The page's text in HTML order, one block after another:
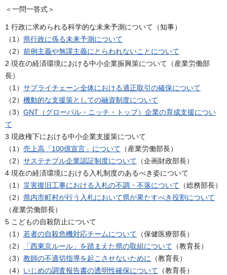
＜一問一答式＞
1 行政に求められる科学的な未来予測について（知事）
（1） 県行政に係る未来予測について
（2） 前例主義や無謬主義にとらわれないことについて
2 現在の経済環境における中小企業振興策について（産業労働部
長）
（1） サプライチェーン全体における適正取引の確保について
（2） 機動的な支援策としての融資制度について
（3） GNT（グローバル・ニッチ・トップ）企業の育成支援につい
て
3 現政権下における中小企業支援策について
（1） 売上高「100億宣言」について （産業労働部長）
（2） サステナブル企業認証制度について （企画財政部長）
4 現在の経済環境における入札制度のあるべき姿について
（1） 災害復旧工事における入札の不調・不落について （総務部長）
（2） 県内市町村が行う入札において県が果たすべき役割について
（産業労働部長）
5 こどもの自殺防止について
（1） 若者の自殺危機対応チームについて （保健医療部長）
（2）
「西東京ルール」を踏まえた県の取組について （教育長）
（3） 教師の不適切指導を起こさせないために
（教育長）
（4） いじめの調査報告書の透明性確保について （教育長）